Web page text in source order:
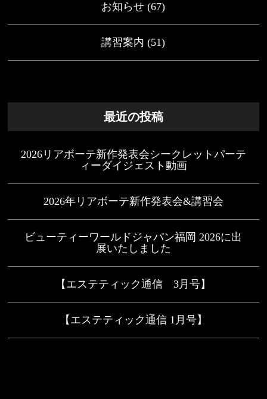
お知らせ (67)
講習案内 (51)
最近の投稿
2026リアボーテ新作発表会シークレットパーテ
ィーダイジェスト動画
2026年リアボーテ新作発表会&講習会
ビューティーワールドジャパン福岡 2026に出
展いたしました
【エステティック通信 3月号】
【エステティック通信 1月号】